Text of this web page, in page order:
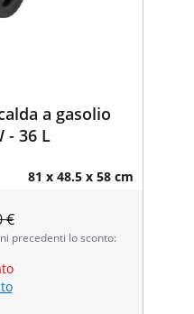
a gasolio
- 36 L
81 x 48.5 x 58 cm
€
precedenti lo sconto: